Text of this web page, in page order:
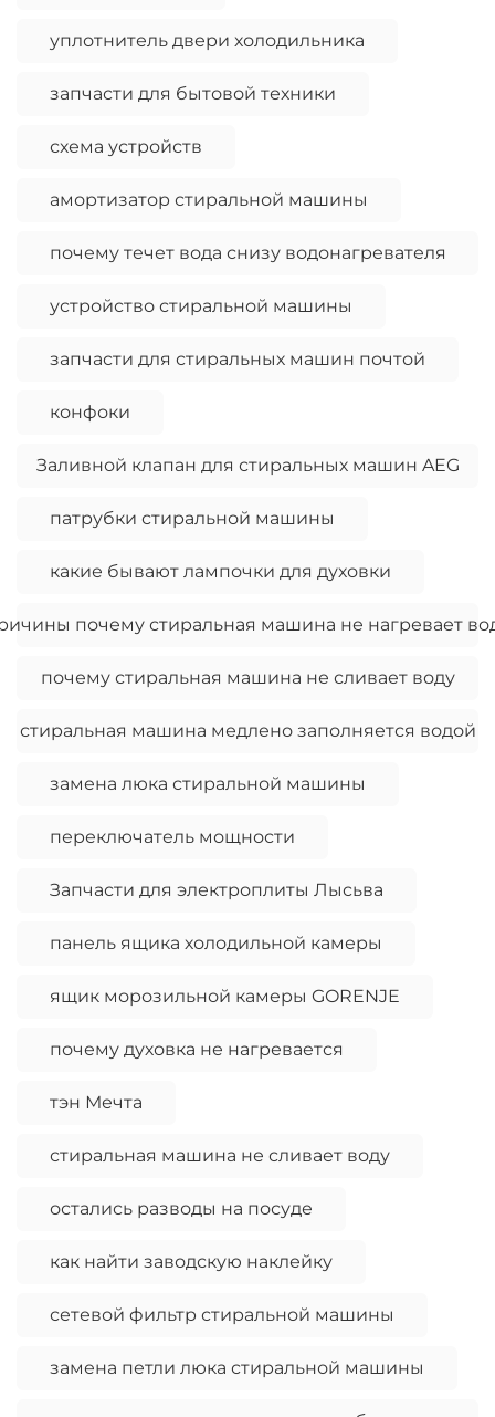
уплотнитель двери холодильника
запчасти для бытовой техники
схема устройств
амортизатор стиральной машины
почему течет вода снизу водонагревателя
устройство стиральной машины
запчасти для стиральных машин почтой
конфоки
Заливной клапан для стиральных машин AEG
патрубки стиральной машины
какие бывают лампочки для духовки
почему стиральная машина не нагревает
почему стиральная машина не сливает воду
стиральная машина медлено заполняется водой
замена люка стиральной машины
переключатель мощности
Запчасти для электроплиты Лысьва
панель ящика холодильной камеры
ящик морозильной камеры GORENJE
почему духовка не нагревается
тэн Мечта
стиральная машина не сливает воду
остались разводы на посуде
как найти заводскую наклейку
сетевой фильтр стиральной машины
замена петли люка стиральной машины